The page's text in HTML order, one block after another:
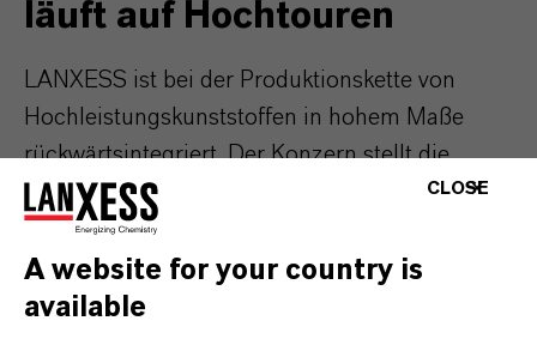
läuft auf Hochtouren
LANXESS ist bei der Produktionskette von
Hochleistungskunststoffen in hohem Maße
rückwärtsintegriert. Der Konzern stellt die
Grundstoffe für seine technischen Kunststoffe
wie zum Beispiel Glasfasern für die Polyamid-
und PBT-Compounds sowie das Polyamid 6-
Monomer Caprolactam in eigenen Anlagen her.
CLOSE
A website for your country is
available